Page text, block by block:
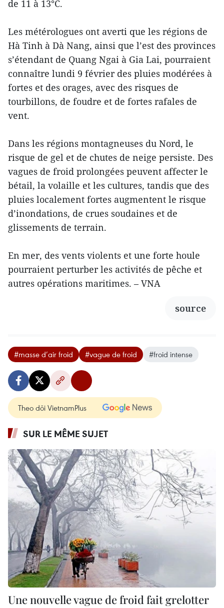
de 11 à 13°C.
Les métérologues ont averti que les régions de
Hà Tinh à Dà Nang, ainsi que l’est des provinces
s’étendant de Quang Ngai à Gia Lai, pourraient
connaître lundi 9 février des pluies modérées à
fortes et des orages, avec des risques de
tourbillons, de foudre et de fortes rafales de
vent.
Dans les régions montagneuses du Nord, le
risque de gel et de chutes de neige persiste. Des
vagues de froid prolongées peuvent affecter le
bétail, la volaille et les cultures, tandis que des
pluies localement fortes augmentent le risque
d’inondations, de crues soudaines et de
glissements de terrain.
En mer, des vents violents et une forte houle
pourraient perturber les activités de pêche et
autres opérations maritimes. – VNA
source
#masse d’air froid #vague de froid #froid intense
Theo dõi VietnamPlus
SUR LE MÊME SUJET
Une nouvelle vague de froid fait grelotter